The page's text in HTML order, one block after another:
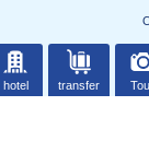
hotel transfer